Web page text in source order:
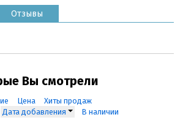
Отзывы
Вы смотрели
Цена
Хиты продаж
Дата добавления В наличии